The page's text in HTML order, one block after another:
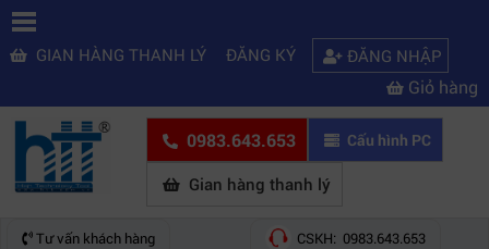
GIAN HÀNG THANH LÝ ĐĂNG KÝ ĐĂNG NHẬP
Giỏ hàng
0983.643.653 Cấu hình PC
Gian hàng thanh lý
Tư vấn khách hàng CSKH: 0983.643.653